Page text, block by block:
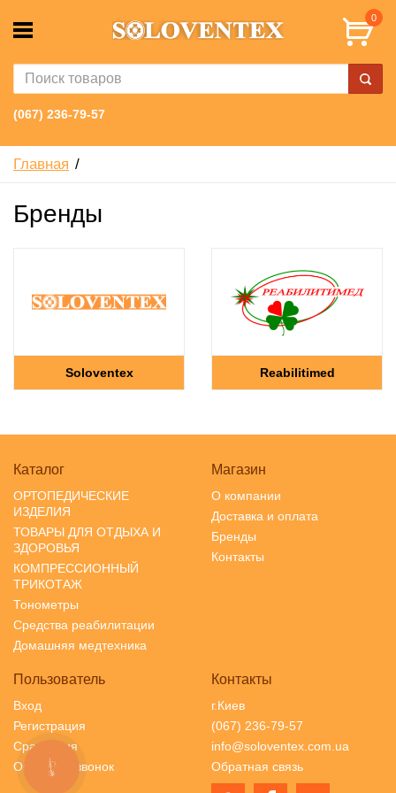
0
(067) 236-79-57
Главная
Бренды
Soloventex Reabilitimed
Каталог
ОРТОПЕДИЧЕСКИЕ
ИЗДЕЛИЯ
ТОВАРЫ ДЛЯ ОТДЫХА И
ЗДОРОВЬЯ
КОМПРЕССИОННЫЙ
ТРИКОТАЖ
Тонометры
Средства реабилитации
Домашняя медтехника
Магазин
О компании
Доставка и оплата
Бренды
Контакты
Пользователь
Вход
Регистрация
Сравнения
Обратный звонок
Контакты
г.Киев
(067) 236-79-57
info@soloventex.com.ua
Обратная связь
КНОПКА
СВЯЗИ